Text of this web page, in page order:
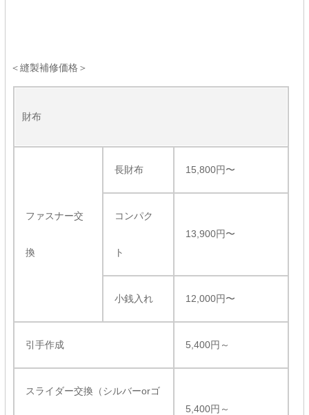
＜縫製補修価格＞
財布
ファスナー交
換
長財布 15,800円〜
コンパク
ト
13,900円〜
小銭入れ 12,000円〜
引手作成 5,400円～
スライダー交換（シルバーorゴ
5,400円～